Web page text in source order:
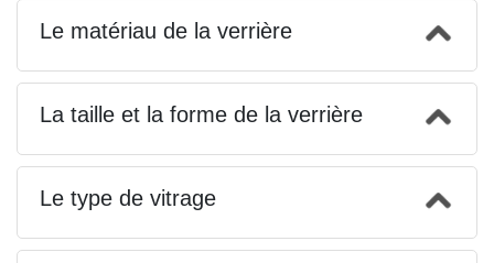
Le matériau de la verrière
La taille et la forme de la verrière
Le type de vitrage